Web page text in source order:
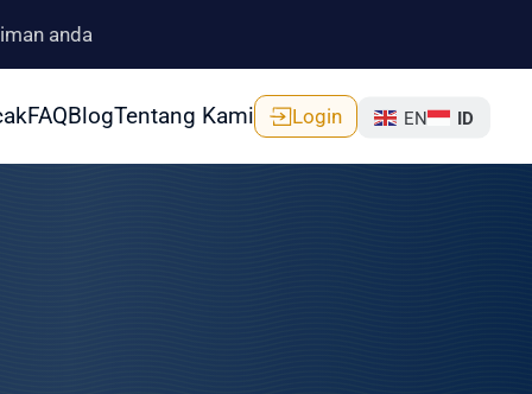
anda
FAQBlogTentang Kami Login EN ID